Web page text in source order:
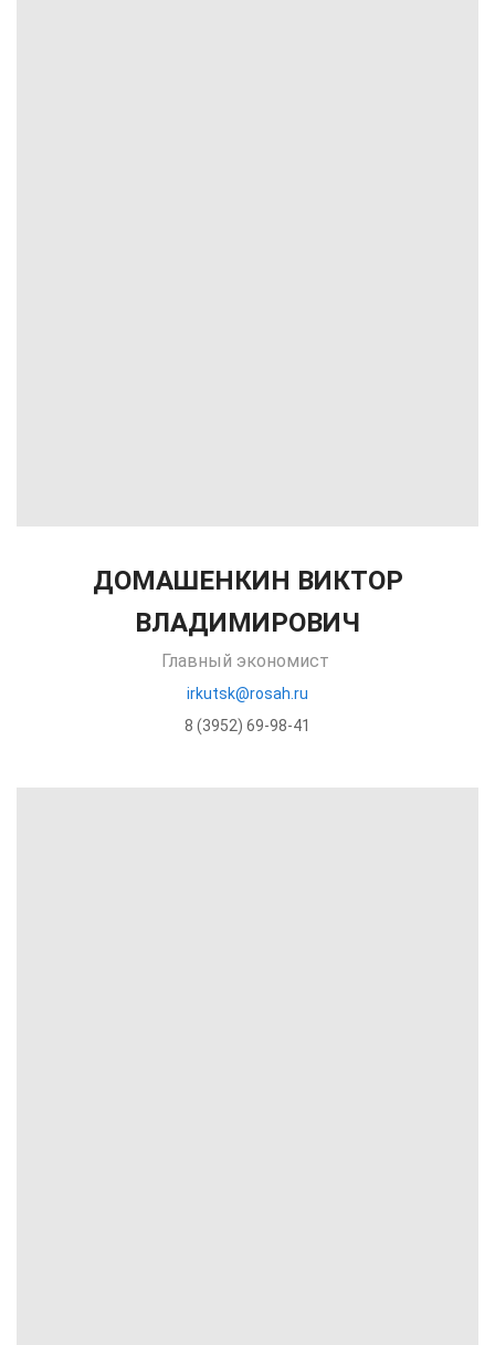
ДОМАШЕНКИН ВИКТОР
ВЛАДИМИРОВИЧ
Главный экономист
irkutsk@rosah.ru
8 (3952) 69-98-41